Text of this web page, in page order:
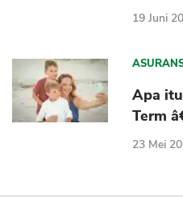
Asuransi Kesehatan
Asuransi Syariah
19 Juni
Apa
Term
23 Mei